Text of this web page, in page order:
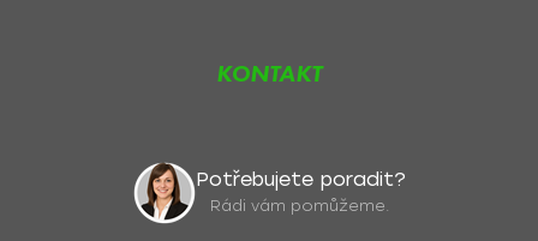
KONTAKT
Potřebujete poradit?
Rádi vám pomůžeme.